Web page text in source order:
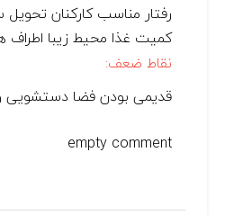
رفتار مناسب کارکنان
کمیت غذا محیط زیبا اطراف
نقاط ضعف:
قدیمی بودن فضا دستشویی
empty comment